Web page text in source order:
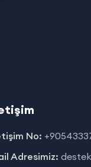
No:
Adresimiz: